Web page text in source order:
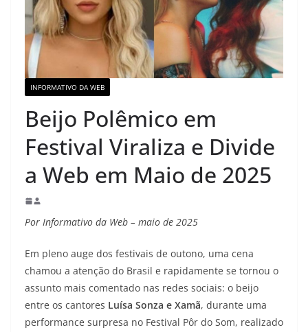
INFORMATIVO DA WEB
Beijo Polêmico em
Festival Viraliza e Divide
a Web em Maio de 2025
Por Informativo da Web – maio de 2025
Em pleno auge dos festivais de outono, uma cena
chamou a atenção do Brasil e rapidamente se tornou o
assunto mais comentado nas redes sociais: o beijo
entre os cantores Luísa Sonza e Xamã, durante uma
performance surpresa no Festival Pôr do Som, realizado